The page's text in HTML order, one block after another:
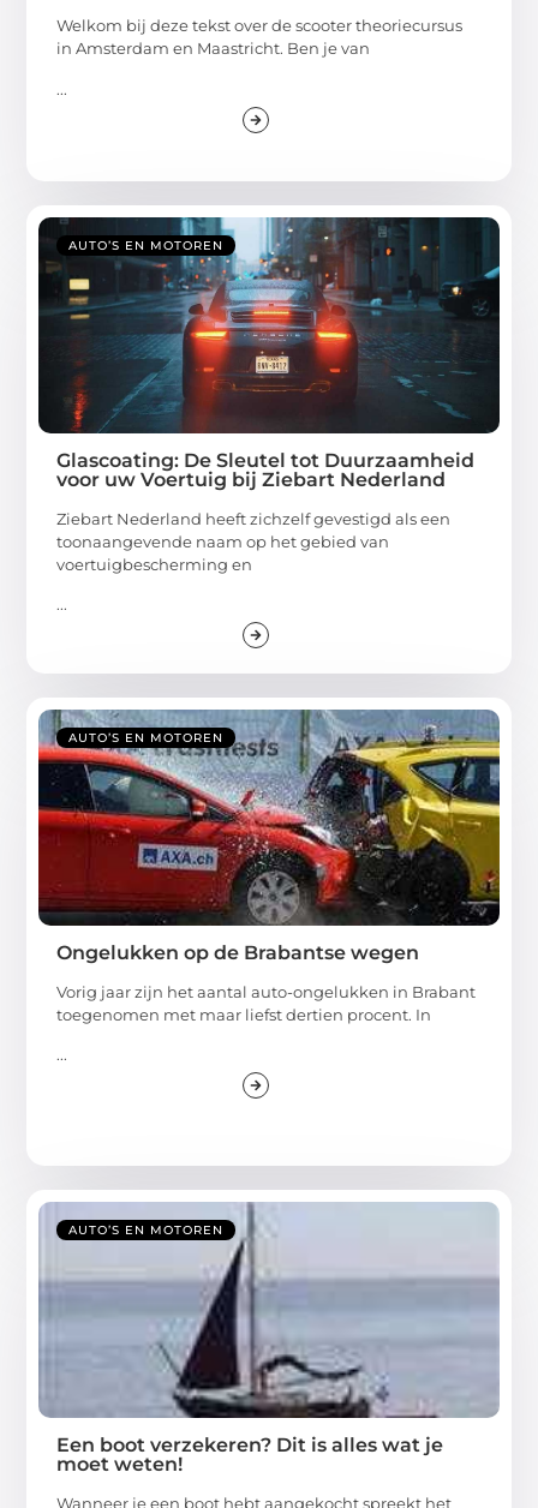
Welkom bij deze tekst over de scooter theoriecursus
in Amsterdam en Maastricht. Ben je van
...
AUTO’S EN MOTOREN
Glascoating: De Sleutel tot Duurzaamheid
voor uw Voertuig bij Ziebart Nederland
Ziebart Nederland heeft zichzelf gevestigd als een
toonaangevende naam op het gebied van
voertuigbescherming en
...
AUTO’S EN MOTOREN
Ongelukken op de Brabantse wegen
Vorig jaar zijn het aantal auto-ongelukken in Brabant
toegenomen met maar liefst dertien procent. In
...
AUTO’S EN MOTOREN
Een boot verzekeren? Dit is alles wat je
moet weten!
Wanneer je een boot hebt aangekocht spreekt het